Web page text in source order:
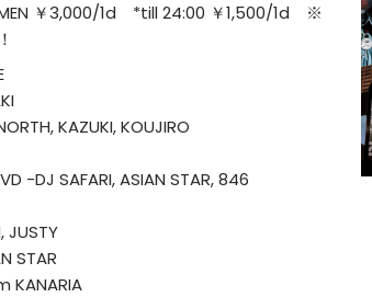
￥3,000/1d *till 24:00 ￥1,500/1d ※
KAZUKI, KOUJIRO
-DJ SAFARI, ASIAN STAR, 846
JUSTY
STAR
KANARIA